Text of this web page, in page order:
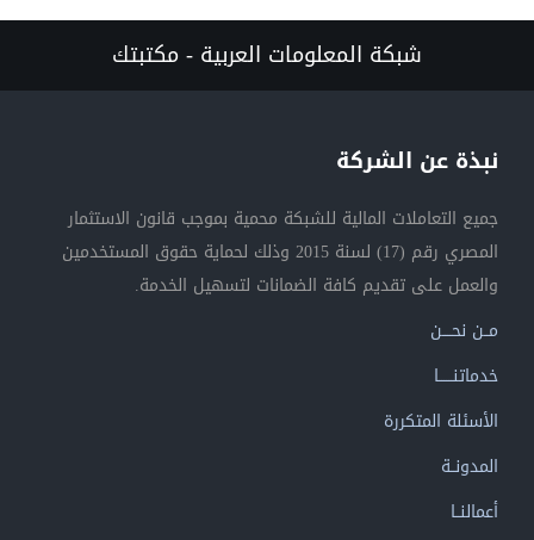
شبكة المعلومات العربية - مكتبتك
نبذة عن الشركة
جميع التعاملات المالية للشبكة محمية بموجب قانون الاستثمار
المصري رقم (17) لسنة 2015 وذلك لحماية حقوق المستخدمين
والعمل على تقديم كافة الضمانات لتسهيل الخدمة.
مــن نحــــن
خدماتنــــــا
الأسئلة المتكررة
المدونــة
أعمالنــا